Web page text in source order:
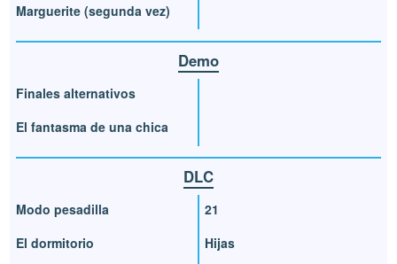
Marguerite (segunda vez)
Demo
Finales alternativos
El fantasma de una chica
DLC
Modo pesadilla
El dormitorio
21
Hijas